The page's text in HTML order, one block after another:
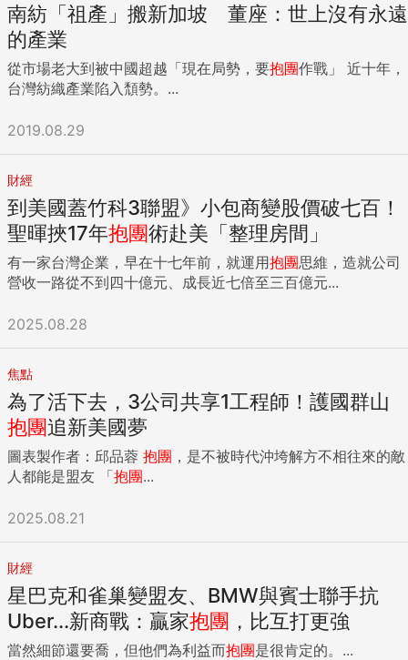
南紡「祖產」搬新加坡 董座：世上沒有永遠
的產業
從市場老大到被中國超越「現在局勢，要抱團作戰」 近十年，
台灣紡織產業陷入頹勢。...
2019.08.29
財經
到美國蓋竹科3聯盟》小包商變股價破七百！
聖暉挾17年抱團術赴美「整理房間」
有一家台灣企業，早在十七年前，就運用抱團思維，造就公司
營收一路從不到四十億元、成長近七倍至三百億元...
2025.08.28
焦點
為了活下去，3公司共享1工程師！護國群山
抱團追新美國夢
圖表製作者：邱品蓉 抱團 ，是不被時代沖垮解方不相往來的敵
人都能是盟友 「抱團...
2025.08.21
財經
星巴克和雀巢變盟友、BMW與賓士聯手抗
Uber...新商戰：贏家抱團 ，比互打更強
當然細節還要喬，但他們為利益而抱團是很肯定的。...